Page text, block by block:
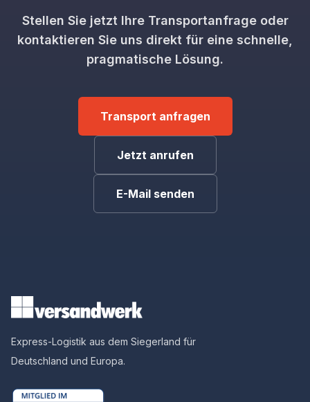
Stellen Sie jetzt Ihre Transportanfrage oder
kontaktieren Sie uns direkt für eine schnelle,
pragmatische Lösung.
Transport anfragen
Jetzt anrufen
E-Mail senden
Express-Logistik aus dem Siegerland für
Deutschland und Europa.